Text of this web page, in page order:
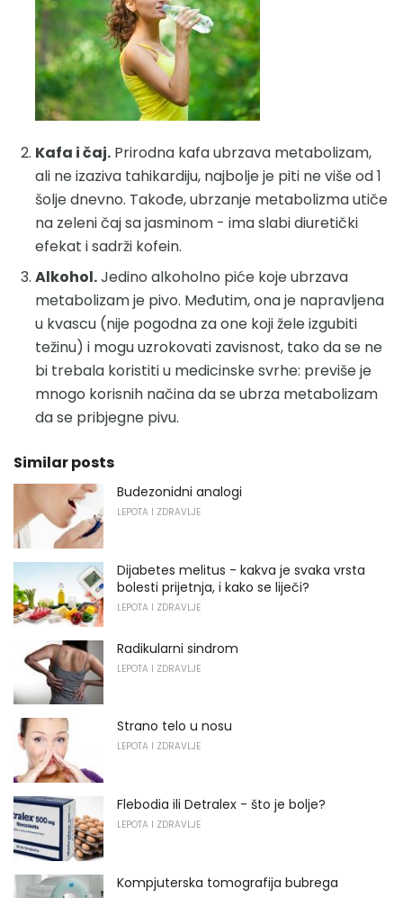
Kafa i čaj. Prirodna kafa ubrzava metabolizam,
ali ne izaziva tahikardiju, najbolje je piti ne više od 1
šolje dnevno. Takođe, ubrzanje metabolizma utiče
na zeleni čaj sa jasminom - ima slabi diuretički
efekat i sadrži kofein.
Alkohol.Jedino alkoholno piće koje ubrzava
metabolizam je pivo. Međutim, ona je napravljena
u kvascu (nije pogodna za one koji žele izgubiti
težinu) i mogu uzrokovati zavisnost, tako da se ne
bi trebala koristiti u medicinske svrhe: previše je
mnogo korisnih načina da se ubrza metabolizam
da se pribjegne pivu.
Similar posts
Budezonidni analogi
LEPOTA I ZDRAVLJE
Dijabetes melitus - kakva je svaka vrsta
bolesti prijetnja, i kako se liječi?
LEPOTA I ZDRAVLJE
Radikularni sindrom
LEPOTA I ZDRAVLJE
Strano telo u nosu
LEPOTA I ZDRAVLJE
Flebodia ili Detralex - što je bolje?
LEPOTA I ZDRAVLJE
Kompjuterska tomografija bubrega